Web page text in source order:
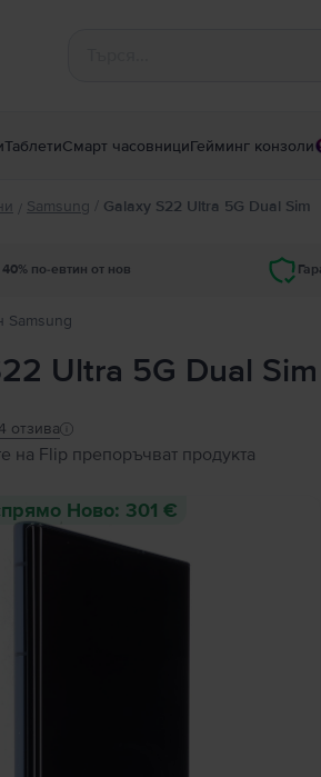
ТаблетиСмарт часовнициГейминг конзоли
/ Samsung / Galaxy S22 Ultra 5G Dual Sim
по-евтин от нов
Samsung
Ultra 5G Dual Sim
отзива
на Flip препоръчват продукта
Ново: 301 €